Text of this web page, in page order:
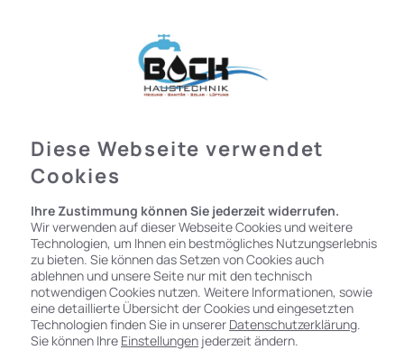
Diese Webseite verwendet
Cookies
Ihre Zustimmung können Sie jederzeit widerrufen.
Wir verwenden auf dieser Webseite Cookies und weitere
Technologien, um Ihnen ein bestmögliches Nutzungserlebnis
zu bieten. Sie können das Setzen von Cookies auch
ablehnen und unsere Seite nur mit den technisch
notwendigen Cookies nutzen. Weitere Informationen, sowie
eine detaillierte Übersicht der Cookies und eingesetzten
Technologien finden Sie in unserer Datenschutzerklärung.
Sie können Ihre Einstellungen jederzeit ändern.